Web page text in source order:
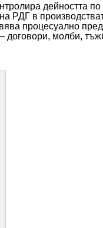
дейността
РДГ в
процесуално
договори, молби,
се в нов прозорец)
се в нов прозорец)